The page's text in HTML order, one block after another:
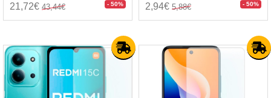
21,72€ 43,44€ - 50% 2,94€ 5,88€ - 50%